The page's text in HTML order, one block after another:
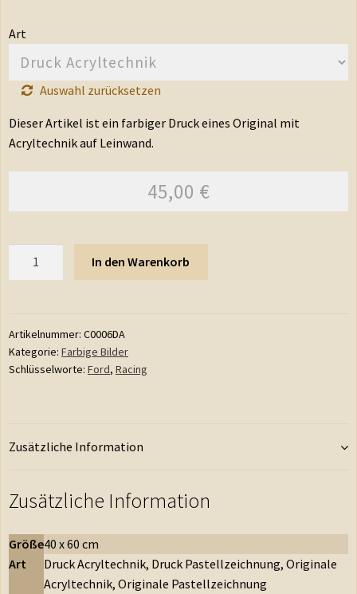
Art
Auswahl zurücksetzen
Dieser Artikel ist ein farbiger Druck eines Original mit
Acryltechnik auf Leinwand.
45,00 €
In den Warenkorb
Artikelnummer: C0006DA
Kategorie: Farbige Bilder
Schlüsselworte: Ford, Racing
Zusätzliche Information
Zusätzliche Information
Größe40 x 60 cm
Art
Druck Acryltechnik, Druck Pastellzeichnung, Originale
Acryltechnik, Originale Pastellzeichnung